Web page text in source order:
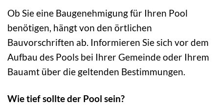
Ob Sie eine Baugenehmigung für Ihren Pool
benötigen, hängt von den örtlichen
Bauvorschriften ab. Informieren Sie sich vor dem
Aufbau des Pools bei Ihrer Gemeinde oder Ihrem
Bauamt über die geltenden Bestimmungen.
Wie tief sollte der Pool sein?